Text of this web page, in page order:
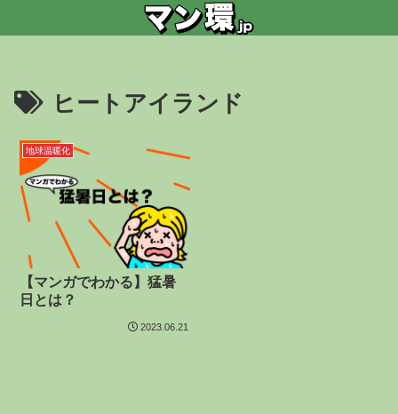
ヒートアイランド
地球温暖化
【マンガでわかる】猛暑
日とは？
2023.06.21